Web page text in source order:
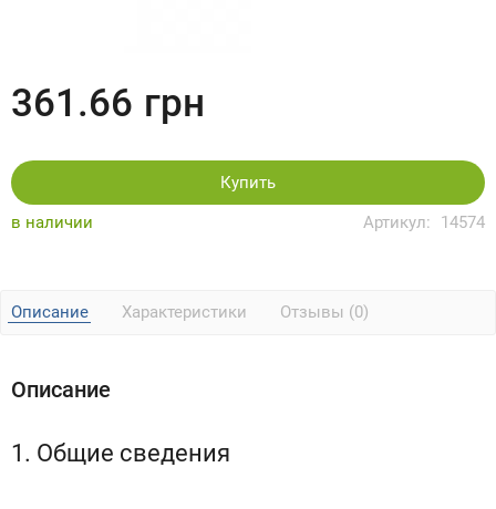
в наличии Артикул: 14574
361.66 грн
Купить
Описание Характеристики Отзывы (0)
Описание
1. Общие сведения